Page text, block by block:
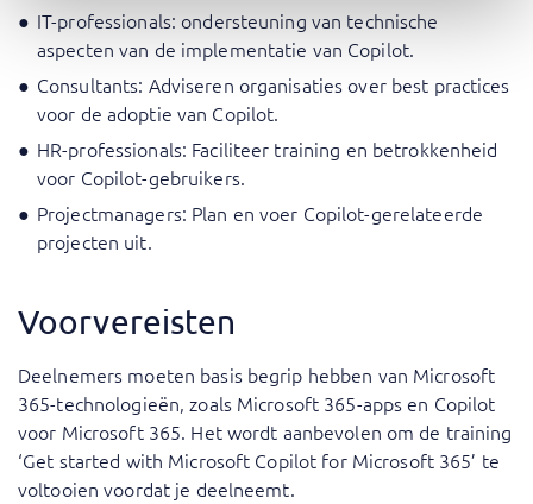
IT-professionals: ondersteuning van technische
aspecten van de implementatie van Copilot.
Consultants: Adviseren organisaties over best practices
voor de adoptie van Copilot.
HR-professionals: Faciliteer training en betrokkenheid
voor Copilot-gebruikers.
Projectmanagers: Plan en voer Copilot-gerelateerde
projecten uit.
Voorvereisten
Deelnemers moeten basis begrip hebben van Microsoft
365-technologieën, zoals Microsoft 365-apps en Copilot
voor Microsoft 365. Het wordt aanbevolen om de training
‘Get started with Microsoft Copilot for Microsoft 365’ te
voltooien voordat je deelneemt.